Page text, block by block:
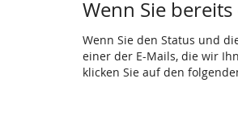
Wenn Sie
Wenn Sie den Status und
einer der E-Mails, die wir
klicken Sie auf den